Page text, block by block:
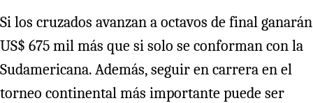
Si los cruzados avanzan a octavos de final ganarán
US$ 675 mil más que si solo se conforman con la
Sudamericana. Además, seguir en carrera en el
torneo continental más importante puede ser